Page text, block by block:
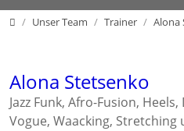
HomeUnser Team Trainer Alona
Alona Stetsenko
Jazz Funk, Afro-Fusion,
Vogue, Waacking, Stretching